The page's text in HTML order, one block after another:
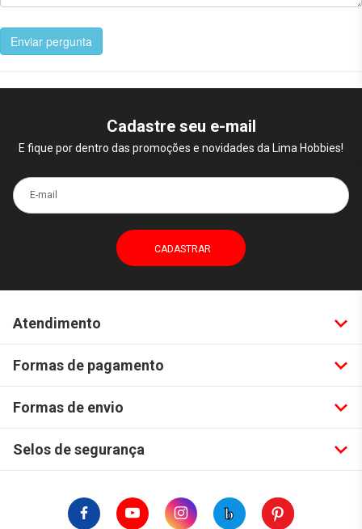
Enviar pergunta
Cadastre seu e-mail
E fique por dentro das promoções e novidades da Lima Hobbies!
E-mail
Atendimento
Formas de pagamento
Formas de envio
Selos de segurança